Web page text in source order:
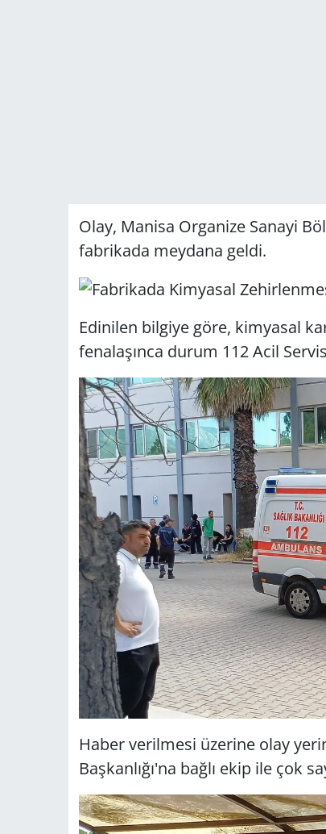
Olay, Manisa Organize Sanayi
fabrikada meydana geldi.
Edinilen bilgiye göre, kimyasal
fenalaşınca durum 112 Acil
Haber verilmesi üzerine olay
Başkanlığı'na bağlı ekip ile çok